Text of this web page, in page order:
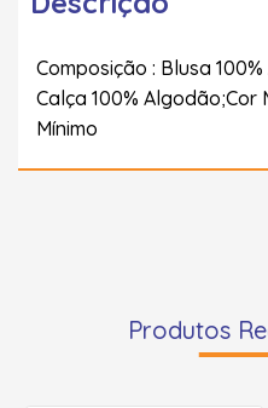
Composição : Blusa
Calça 100% Algodão;Cor
Mínimo
Produtos